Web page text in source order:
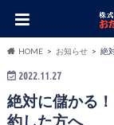
HOME お知らせ 絶
2022.11.27
絶対に儲かる
約した方へ